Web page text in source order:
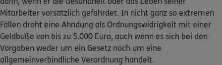
Mitarbeiter vorsätzlich gefährdet. In nicht ganz so extremen
Fällen droht eine Ahndung als Ordnungswidrigkeit mit einer
Geldbuße von bis zu 5.000 Euro, auch wenn es sich bei den
Vorgaben weder um ein Gesetz noch um eine
allgemeinverbindliche Verordnung handelt.